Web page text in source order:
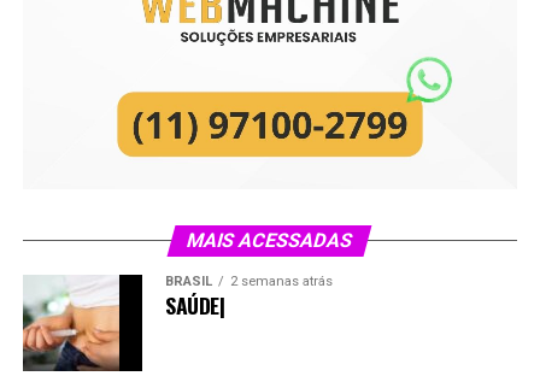
MAIS ACESSADAS
BRASIL 2 semanas atrás
SAÚDE|